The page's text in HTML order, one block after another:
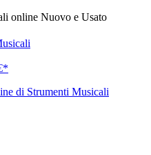
online Nuovo e Usato